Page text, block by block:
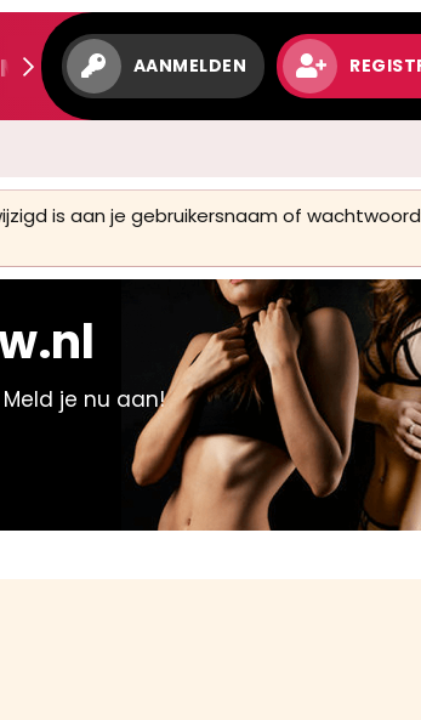
AANMELDEN
is aan je gebruikersnaam of
je nu aan!